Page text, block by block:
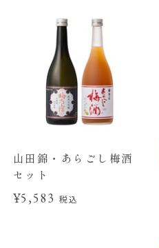
山田錦・あらごし梅酒
セット
¥5,583税込